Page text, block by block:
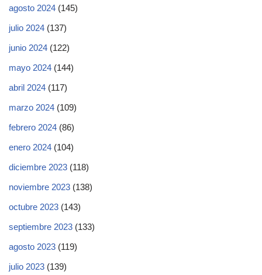
agosto 2024 (145)
julio 2024 (137)
junio 2024 (122)
mayo 2024 (144)
abril 2024 (117)
marzo 2024 (109)
febrero 2024 (86)
enero 2024 (104)
diciembre 2023 (118)
noviembre 2023 (138)
octubre 2023 (143)
septiembre 2023 (133)
agosto 2023 (119)
julio 2023 (139)